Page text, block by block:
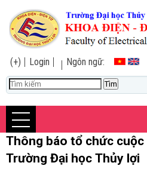
(+) Login Ngôn ngữ:
Thông báo tổ chức
Trường Đại học Thủy lợi